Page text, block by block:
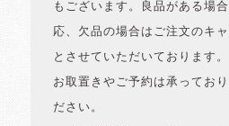
もございます。良品がある場
応、欠品の場合はご注文のキ
とさせていただいております
お取置きやご予約は承ってお
ださい。